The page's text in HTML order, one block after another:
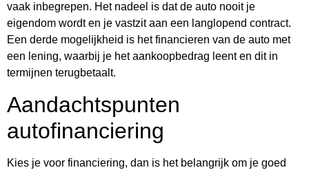
vaak inbegrepen. Het nadeel is dat de auto nooit je
eigendom wordt en je vastzit aan een langlopend contract.
Een derde mogelijkheid is het financieren van de auto met
een lening, waarbij je het aankoopbedrag leent en dit in
termijnen terugbetaalt.
Aandachtspunten
autofinanciering
Kies je voor financiering, dan is het belangrijk om je goed